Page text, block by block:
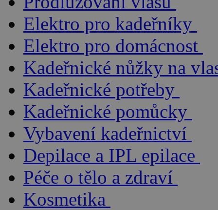
Elektro pro kadeřníky
Elektro pro domácnost
Kadeřnické nůžky na
Kadeřnické potřeby
Kadeřnické pomůcky
Vybavení kadeřnictví
Depilace a IPL epilace
Péče o tělo a zdraví
Kosmetika